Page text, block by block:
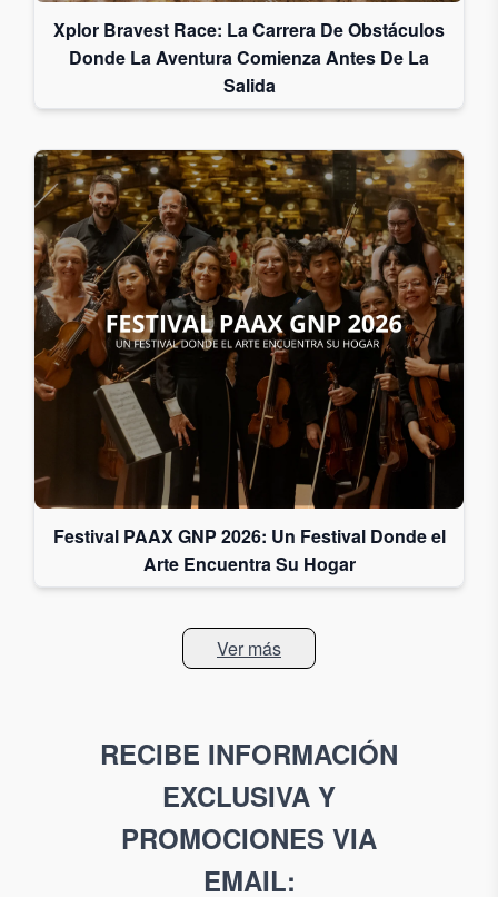
Xplor Bravest Race: La Carrera De Obstáculos
Donde La Aventura Comienza Antes De La
Salida
Festival PAAX GNP 2026: Un Festival Donde el
Arte Encuentra Su Hogar
Ver más
RECIBE INFORMACIÓN
EXCLUSIVA Y
PROMOCIONES VIA
EMAIL: